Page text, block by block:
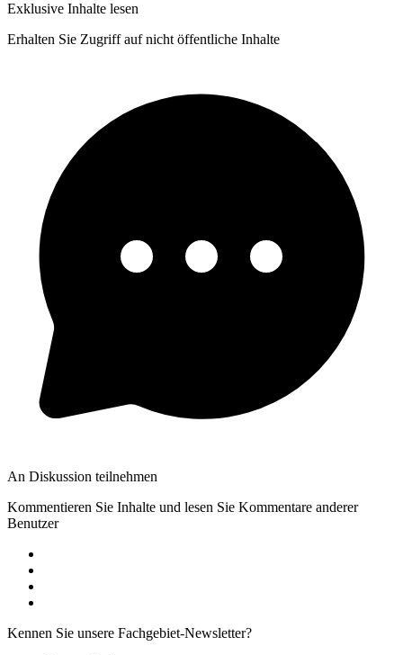
Exklusive Inhalte lesen
Erhalten Sie Zugriff auf nicht öffentliche Inhalte
An Diskussion teilnehmen
Kommentieren Sie Inhalte und lesen Sie Kommentare anderer
Benutzer
Kennen Sie unsere Fachgebiet-Newsletter?